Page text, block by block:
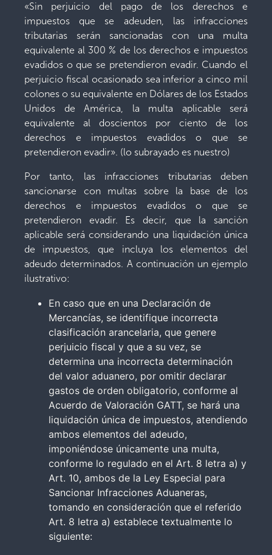
«Sin perjuicio del pago de los derechos e
impuestos que se adeuden, las infracciones
tributarias serán sancionadas con una multa
equivalente al 300 % de los derechos e impuestos
evadidos o que se pretendieron evadir. Cuando el
perjuicio fiscal ocasionado sea inferior a cinco mil
colones o su equivalente en Dólares de los Estados
Unidos de América, la multa aplicable será
equivalente al doscientos por ciento de los
derechos e impuestos evadidos o que se
pretendieron evadir». (lo subrayado es nuestro)
Por tanto, las infracciones tributarias deben
sancionarse con multas sobre la base de los
derechos e impuestos evadidos o que se
pretendieron evadir. Es decir, que la sanción
aplicable será considerando una liquidación única
de impuestos, que incluya los elementos del
adeudo determinados. A continuación un ejemplo
ilustrativo:
En caso que en una Declaración de
Mercancías, se identifique incorrecta
clasificación arancelaria, que genere
perjuicio fiscal y que a su vez, se
determina una incorrecta determinación
del valor aduanero, por omitir declarar
gastos de orden obligatorio, conforme al
Acuerdo de Valoración GATT, se hará una
liquidación única de impuestos, atendiendo
ambos elementos del adeudo,
imponiéndose únicamente una multa,
conforme lo regulado en el Art. 8 letra a) y
Art. 10, ambos de la Ley Especial para
Sancionar Infracciones Aduaneras,
tomando en consideración que el referido
Art. 8 letra a) establece textualmente lo
siguiente: